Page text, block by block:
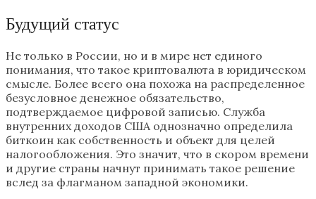
Будущий статус
Не только в России, но и в мире нет единого
понимания, что такое криптовалюта в юридическом
смысле. Более всего она похожа на распределенное
безусловное денежное обязательство,
подтверждаемое цифровой записью. Служба
внутренних доходов США однозначно определила
биткоин как собственность и объект для целей
налогообложения. Это значит, что в скором времени
и другие страны начнут принимать такое решение
вслед за флагманом западной экономики.